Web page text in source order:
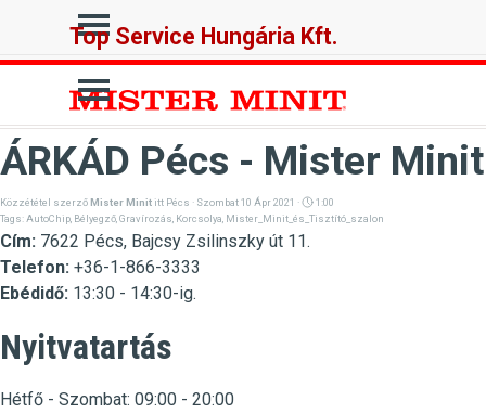
Ugrás a menüre
Top Service Hungária Kft.
Ugrás a menüre
ÁRKÁD Pécs - Mister Minit
Közzététel szerzőMister Minit itt Pécs · Szombat 10 Ápr 2021 ·
1:00
Tags: AutoChip Bélyegző Gravírozás Korcsolya Mister_Minit_és_Tisztító_szalon
Cím: 7622 Pécs, Bajcsy Zsilinszky út 11.
Telefon: +36-1-866-3333
Ebédidő: 13:30 - 14:30-ig.
Nyitvatartás
Hétfő - Szombat: 09:00 - 20:00